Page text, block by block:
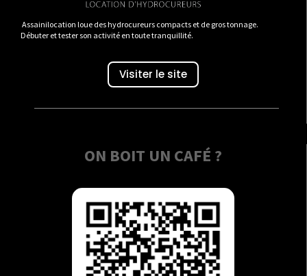
Assainilocation loue des hydrocureurs compacts et de gros tonnage.
Débuter et tester son activité en toute tranquillité.
Visiter le site
ON BOIT UN CAFÉ ?